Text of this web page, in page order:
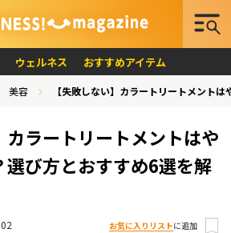
ウェルネス おすすめアイテム
美容 【失敗しない】カラートリートメント
カラートリートメントはや
選び方とおすすめ6選を解
お気に入りリストに追加